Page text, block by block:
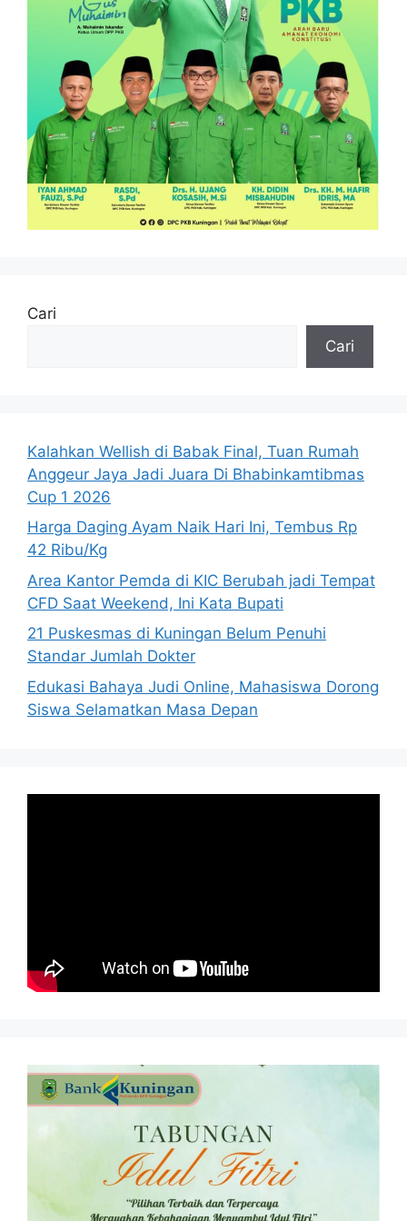
Cari
Cari
Kalahkan Wellish di Babak Final, Tuan Rumah
Anggeur Jaya Jadi Juara Di Bhabinkamtibmas
Cup 1 2026
Harga Daging Ayam Naik Hari Ini, Tembus Rp
42 Ribu/Kg
Area Kantor Pemda di KIC Berubah jadi Tempat
CFD Saat Weekend, Ini Kata Bupati
21 Puskesmas di Kuningan Belum Penuhi
Standar Jumlah Dokter
Edukasi Bahaya Judi Online, Mahasiswa Dorong
Siswa Selamatkan Masa Depan